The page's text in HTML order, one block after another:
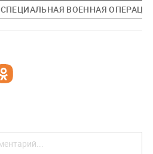
СПЕЦИАЛЬНАЯ ВОЕННАЯ